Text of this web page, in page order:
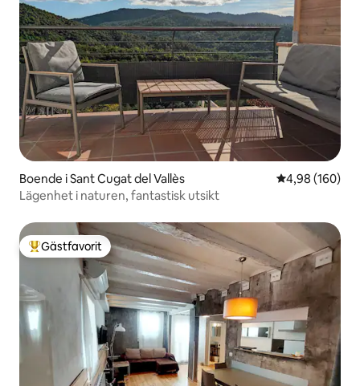
Boende i Sant Cugat del Vallès 4,98 av 5 i
4,98 (160)
Lägenhet i naturen, fantastisk utsikt
Populär gästfavorit
Gästfavorit